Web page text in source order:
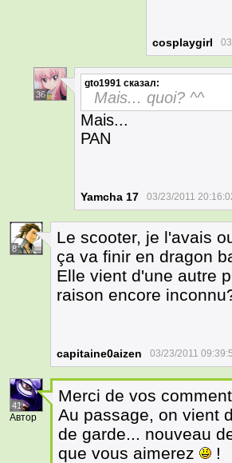
cosplaygirl
36
gto1991 сказал:
Mais... quoi? ^^
Mais...
PAN
Yamcha 17 03/23/2011
8
Le scooter, je l'avais
ça va finir en dragon
Elle vient d'une autre
raison encore
capitaine0aizen 03/23/2011
41
Автор
Merci de vos
Au passage, on vient
de garde... nouveau
que vous aimerez
!